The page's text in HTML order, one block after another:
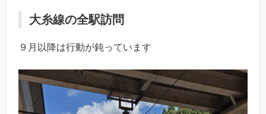
大糸線の全駅訪問
９月以降は行動が鈍っています